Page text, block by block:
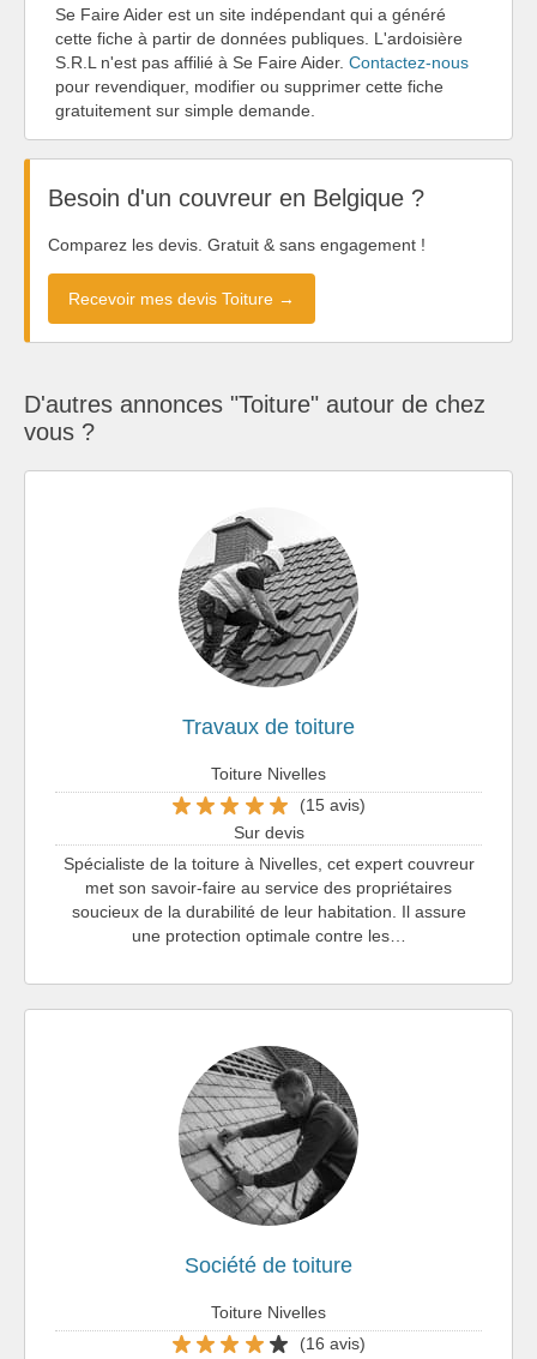
Se Faire Aider est un site indépendant qui a généré
cette fiche à partir de données publiques. L'ardoisière
S.R.L n'est pas affilié à Se Faire Aider. Contactez-nous
pour revendiquer, modifier ou supprimer cette fiche
gratuitement sur simple demande.
Besoin d'un couvreur en Belgique ?
Comparez les devis. Gratuit & sans engagement !
Recevoir mes devis Toiture →
D'autres annonces "Toiture" autour de chez
vous ?
Travaux de toiture
Toiture Nivelles
(15 avis)
Sur devis
Spécialiste de la toiture à Nivelles, cet expert couvreur
met son savoir-faire au service des propriétaires
soucieux de la durabilité de leur habitation. Il assure
une protection optimale contre les…
Société de toiture
Toiture Nivelles
(16 avis)